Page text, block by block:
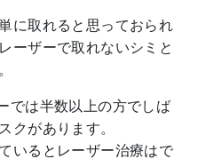
に取れると思っておられ
ーザーで取れないシミと
では半数以上の方でしば
クがあります。
いるとレーザー治療はで